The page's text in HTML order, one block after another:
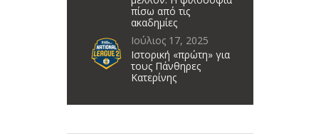
πίσω από τις
ακαδημίες
Ιούλιος 17, 2025
Ιστορική «πρώτη» για
τους Πάνθηρες
Κατερίνης